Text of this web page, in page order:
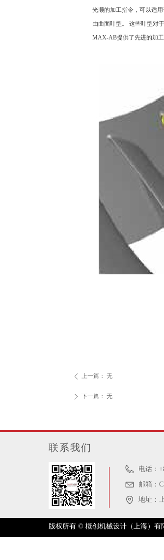
光顺的加工指令，可以适
由曲面叶型。 这些叶型对
MAX-AB提供了先进的加
ꄴ 上一篇： 无
ꄲ 下一篇： 无
版权所有 © 概创机械设计（上海）有
联系我们
电话：
邮箱：
地址：